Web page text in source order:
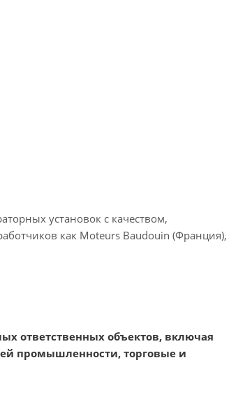
установок с качеством,
как Moteurs Baudouin (Франция),
ответственных объектов, включая
промышленности, торговые и